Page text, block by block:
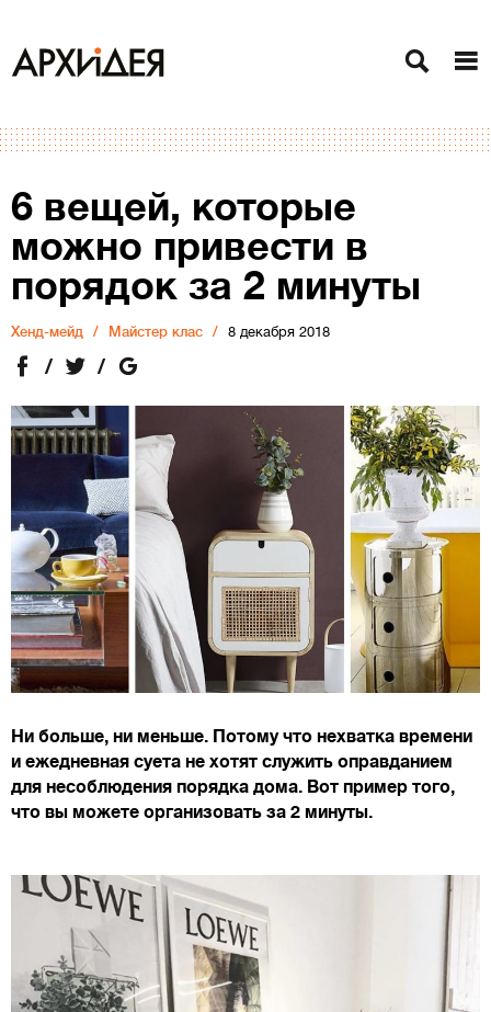
6 вещей, которые
можно привести в
порядок за 2 минуты
Хенд-мейд Майстер клас 8 декабря 2018
Ни больше, ни меньше. Потому что нехватка времени
и ежедневная суета не хотят служить оправданием
для несоблюдения порядка дома. Вот пример того,
что вы можете организовать за 2 минуты.